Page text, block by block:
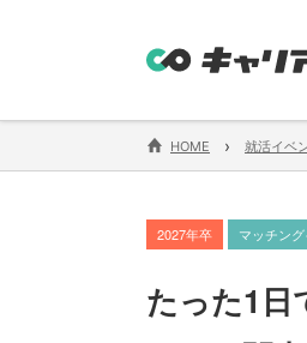
HOME › 就活イベ
2027年卒 マッチン
たった1日